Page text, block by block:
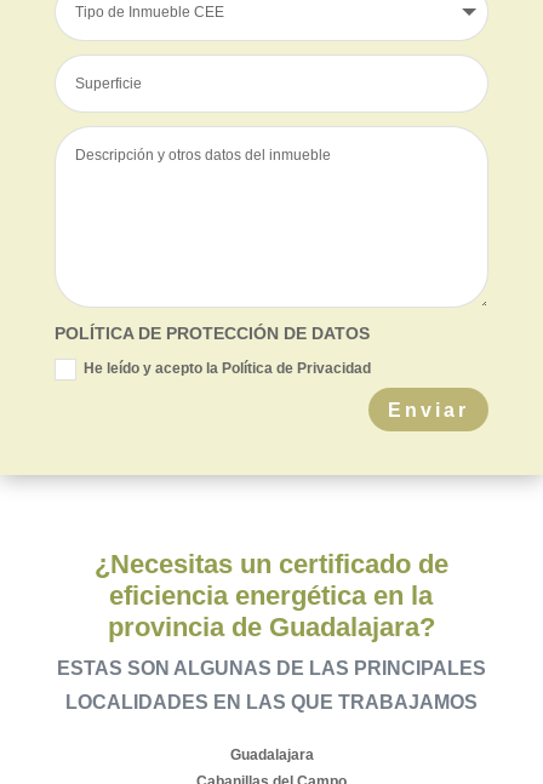
POLÍTICA DE PROTECCIÓN DE DATOS
He leído y acepto la Política de Privacidad
Enviar
¿Necesitas un certificado de
eficiencia energética en la
provincia de Guadalajara?
ESTAS SON ALGUNAS DE LAS PRINCIPALES
LOCALIDADES EN LAS QUE TRABAJAMOS
Guadalajara